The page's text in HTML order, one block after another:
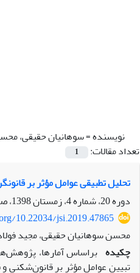
نویسنده =سوهانیان حقیقی،
تعداد مقالات:
1
تحلیل تطبیقی عوامل مؤثر بر
دوره 20، شماره 4، زمستان 1398، صفحه
10.22034/jsi.2019.47865
محسن سوهانیان حقیقی، مجید
چکیده براساس آمارها،
تبیین عوامل مؤثر بر